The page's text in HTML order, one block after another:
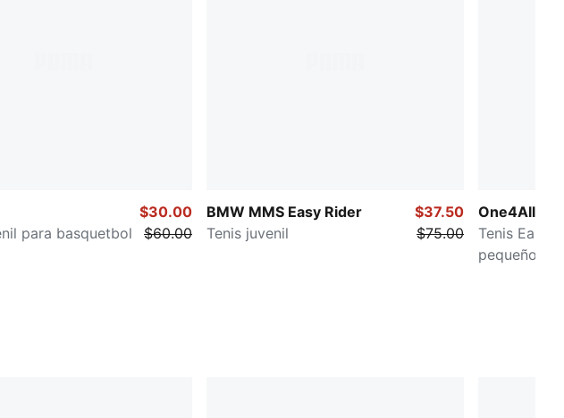
para basquetbol
$30.00
$60.00
BMW MMS Easy Rider
Tenis juvenil
$37.50
$75.00
One4All
Tenis Easy
pequeños